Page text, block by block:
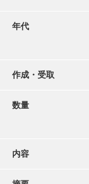
年代
作成・受取
数量
内容